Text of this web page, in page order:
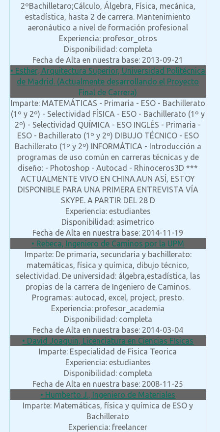
2ºBachilletaro;Cálculo, Álgebra, Física, mecánica,
estadística, hasta 2 de carrera. Mantenimiento
aeronáutico a nivel de formación profesional
Experiencia: profesor_otros
Disponibilidad: completa
Fecha de Alta en nuestra base: 2013-09-21
• Esther, Arquitectura Superior, Universidad Politécnica
de Madrid. (Actualmente desarrollando el Proyecto
Final de Carrera)
Imparte: MATEMÁTICAS - Primaria - ESO - Bachillerato
(1º y 2º) - Selectividad FÍSICA - ESO - Bachillerato (1º y
2º) - Selectividad QUÍMICA - ESO INGLÉS - Primaria -
ESO - Bachillerato (1º y 2º) DIBUJO TÉCNICO - ESO
Bachillerato (1º y 2º) INFORMÁTICA - Introducción a
programas de uso común en carreras técnicas y de
diseño: - Photoshop - Autocad - Rhinoceros3D ***
ACTUALMENTE VIVO EN CHINA.AUN ASÍ, ESTOY
DISPONIBLE PARA UNA PRIMERA ENTREVISTA VÍA
SKYPE. A PARTIR DEL 28 D
Experiencia: estudiantes
Disponibilidad: asimetrico
Fecha de Alta en nuestra base: 2014-11-19
• Rebeca, Ingeniero de Caminos por la UPM
Imparte: De primaria, secundaria y bachillerato:
matemáticas, física y química, dibujo técnico,
selectividad. De universidad: álgebra,estadística, las
propias de la carrera de Ingeniero de Caminos.
Programas: autocad, excel, project, presto.
Experiencia: profesor_academia
Disponibilidad: completa
Fecha de Alta en nuestra base: 2014-03-04
• David Joaquin, Licenciatura en Ciencias FIsicas
Imparte: Especialidad de Fisica Teorica
Experiencia: estudiantes
Disponibilidad: completa
Fecha de Alta en nuestra base: 2008-11-25
• Humberto J., Ingeniero de Materiales
Imparte: Matemáticas, física y química de ESO y
Bachillerato
Experiencia: freelancer